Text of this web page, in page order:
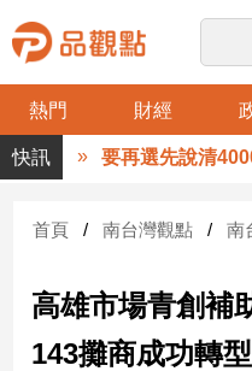
熱門 財經
品
觀
財
台
財
要再選先說清4000萬
首頁 南台灣觀點 南
高雄市場青創補
143攤商成功轉